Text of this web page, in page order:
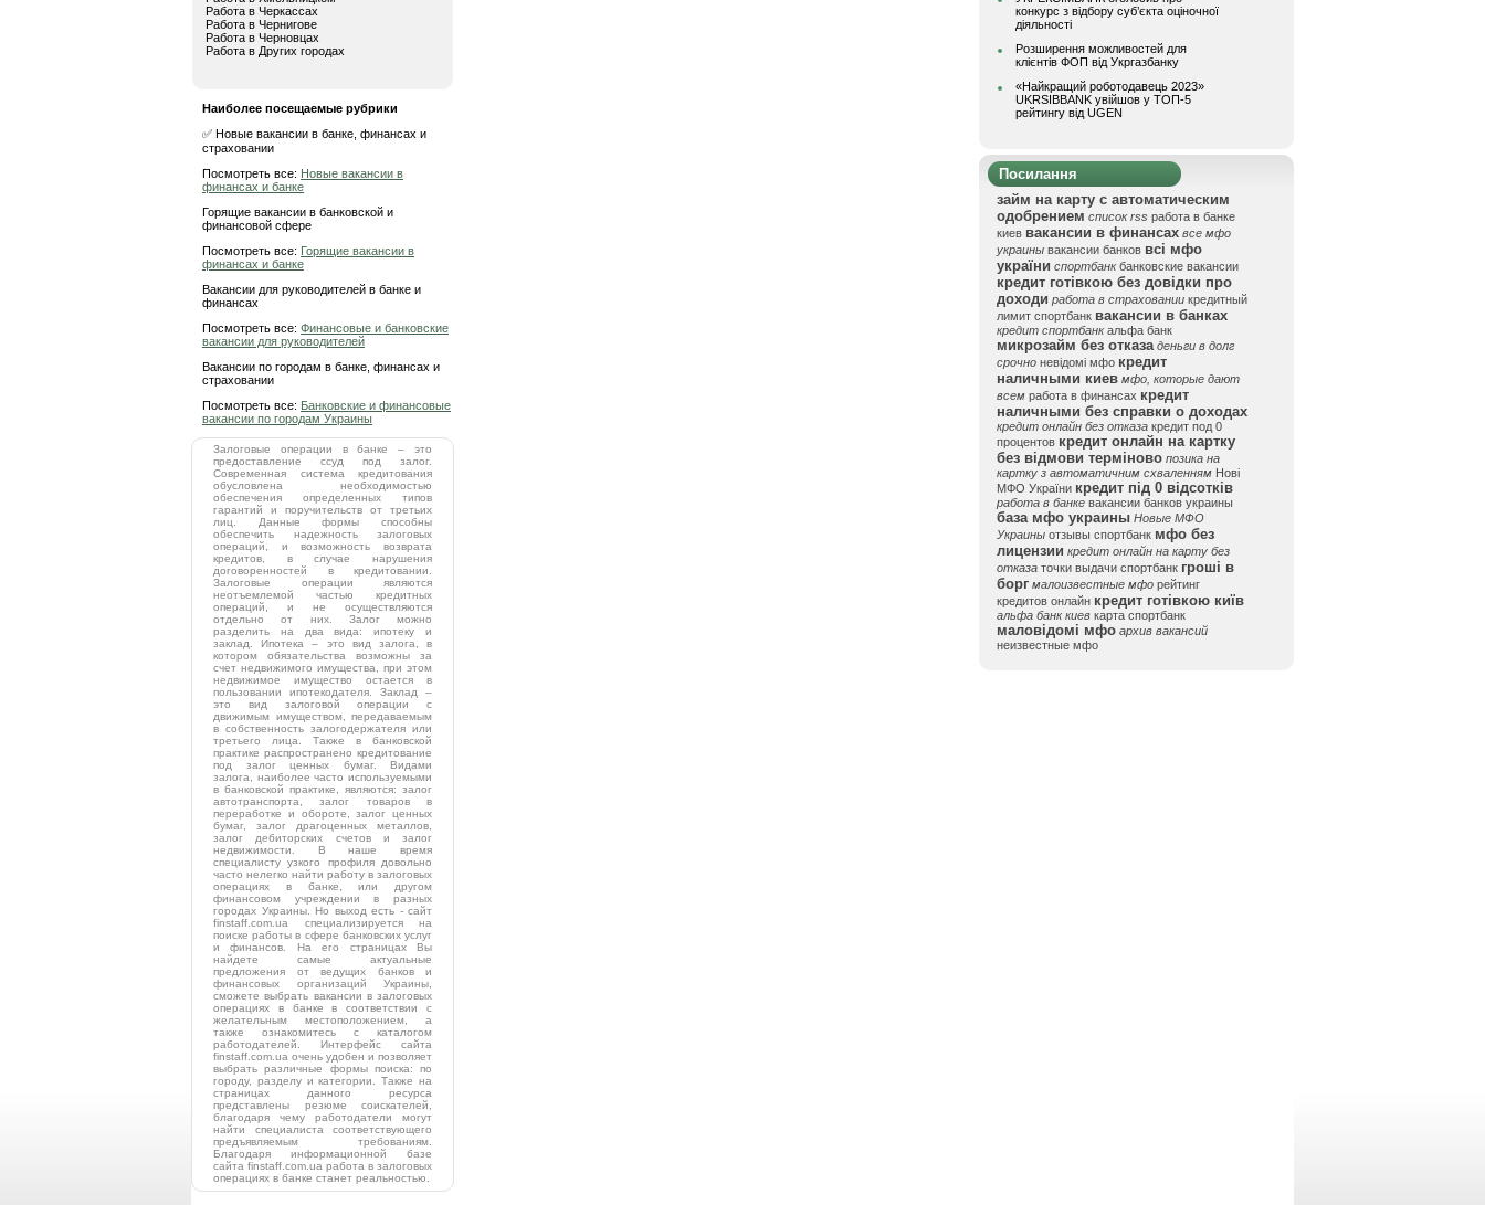
Работа в Черкассах
Работа в Чернигове
Работа в Черновцах
Работа в Других городах
Наиболее посещаемые рубрики
✅ Новые вакансии в банке, финансах и
страховании
Посмотреть все: Новые вакансии в
финансах и банке
Горящие вакансии в банковской и
финансовой сфере
Посмотреть все: Горящие вакансии в
финансах и банке
Вакансии для руководителей в банке и
финансах
Посмотреть все: Финансовые и банковские
вакансии для руководителей
Вакансии по городам в банке, финансах и
страховании
Посмотреть все: Банковские и финансовые
вакансии по городам Украины
Залоговые операции в банке – это
предоставление ссуд под залог.
Современная система кредитования
обусловлена необходимостью
обеспечения определенных типов
гарантий и поручительств от третьих
лиц. Данные формы способны
обеспечить надежность залоговых
операций, и возможность возврата
кредитов, в случае нарушения
договоренностей в кредитовании.
Залоговые операции являются
неотъемлемой частью кредитных
операций, и не осуществляются
отдельно от них. Залог можно
разделить на два вида: ипотеку и
заклад. Ипотека – это вид залога, в
котором обязательства возможны за
счет недвижимого имущества, при этом
недвижимое имущество остается в
пользовании ипотекодателя. Заклад –
это вид залоговой операции с
движимым имуществом, передаваемым
в собственность залогодержателя или
третьего лица. Также в банковской
практике распространено кредитование
под залог ценных бумаг. Видами
залога, наиболее часто используемыми
в банковской практике, являются: залог
автотранспорта, залог товаров в
переработке и обороте, залог ценных
бумаг, залог драгоценных металлов,
залог дебиторских счетов и залог
недвижимости. В наше время
специалисту узкого профиля довольно
часто нелегко найти работу в залоговых
операциях в банке, или другом
финансовом учреждении в разных
городах Украины. Но выход есть - сайт
finstaff.com.ua специализируется на
поиске работы в сфере банковских услуг
и финансов. На его страницах Вы
найдете самые актуальные
предложения от ведущих банков и
финансовых организаций Украины,
сможете выбрать вакансии в залоговых
операциях в банке в соответствии с
желательным местоположением, а
также ознакомитесь с каталогом
работодателей. Интерфейс сайта
finstaff.com.ua очень удобен и позволяет
выбрать различные формы поиска: по
городу, разделу и категории. Также на
страницах данного ресурса
представлены резюме соискателей,
благодаря чему работодатели могут
найти специалиста соответствующего
предъявляемым требованиям.
Благодаря информационной базе
сайта finstaff.com.ua работа в залоговых
операциях в банке станет реальностью.
конкурс з відбору суб’єкта оціночної
діяльності
Розширення можливостей для
клієнтів ФОП від Укргазбанку
«Найкращий роботодавець 2023»
UKRSIBBANK увійшов у ТОП-5
рейтингу від UGEN
Посилання
займ на карту с автоматическим
одобрением список rss работа в банке
киев вакансии в финансах все мфо
украины вакансии банков всі мфо
україни спортбанк банковские вакансии
кредит готівкою без довідки про
доходи работа в страховании кредитный
лимит спортбанк вакансии в банках
кредит спортбанк альфа банк
микрозайм без отказа деньги в долг
срочно невідомі мфо кредит
наличными киев мфо, которые дают
всем работа в финансах кредит
наличными без справки о доходах
кредит онлайн без отказа кредит под 0
процентов кредит онлайн на картку
без відмови терміново позика на
картку з автоматичним схваленням Нові
МФО України кредит під 0 відсотків
работа в банке вакансии банков украины
база мфо украины Новые МФО
Украины отзывы спортбанк мфо без
лицензии кредит онлайн на карту без
отказа точки выдачи спортбанк гроші в
борг малоизвестные мфо рейтинг
кредитов онлайн кредит готівкою київ
альфа банк киев карта спортбанк
маловідомі мфо архив вакансий
неизвестные мфо